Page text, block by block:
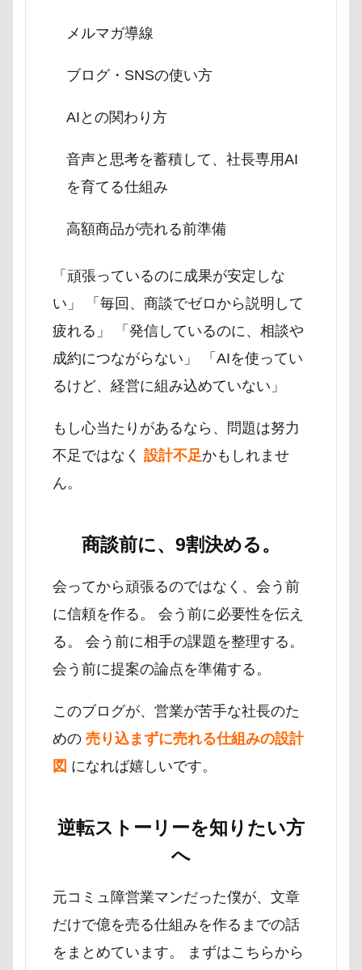
メルマガ導線
ブログ・SNSの使い方
AIとの関わり方
音声と思考を蓄積して、社長専用AI
を育てる仕組み
高額商品が売れる前準備
「頑張っているのに成果が安定しな
い」 「毎回、商談でゼロから説明して
疲れる」 「発信しているのに、相談や
成約につながらない」 「AIを使ってい
るけど、経営に組み込めていない」
もし心当たりがあるなら、問題は努力
不足ではなく 設計不足かもしれませ
ん。
商談前に、9割決める。
会ってから頑張るのではなく、会う前
に信頼を作る。 会う前に必要性を伝え
る。 会う前に相手の課題を整理する。
会う前に提案の論点を準備する。
このブログが、営業が苦手な社長のた
めの 売り込まずに売れる仕組みの設計
図 になれば嬉しいです。
逆転ストーリーを知りたい方
へ
元コミュ障営業マンだった僕が、文章
だけで億を売る仕組みを作るまでの話
をまとめています。 まずはこちらから